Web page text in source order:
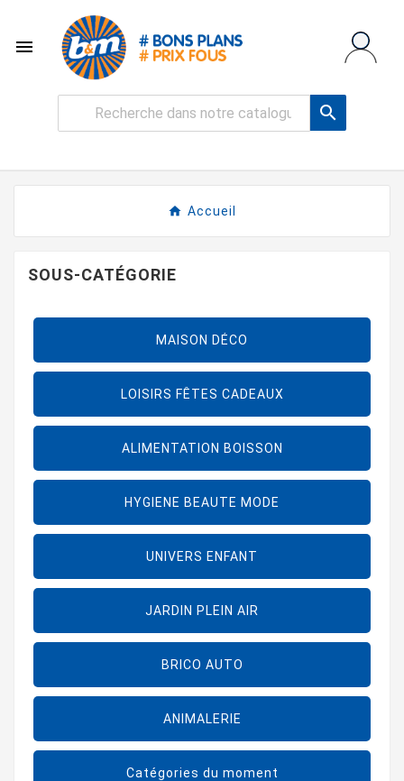


Accueil
SOUS-CATÉGORIE
MAISON DÉCO
LOISIRS FÊTES CADEAUX
ALIMENTATION BOISSON
HYGIENE BEAUTE MODE
UNIVERS ENFANT
JARDIN PLEIN AIR
BRICO AUTO
ANIMALERIE
Catégories du moment